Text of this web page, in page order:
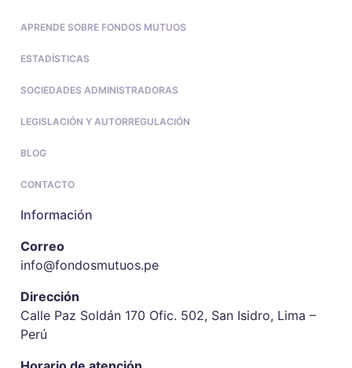
APRENDE SOBRE FONDOS MUTUOS
ESTADÍSTICAS
SOCIEDADES ADMINISTRADORAS
LEGISLACIÓN Y AUTORREGULACIÓN
BLOG
CONTACTO
Información
Correo
info@fondosmutuos.pe
Dirección
Calle Paz Soldán 170 Ofic. 502, San Isidro, Lima –
Perú